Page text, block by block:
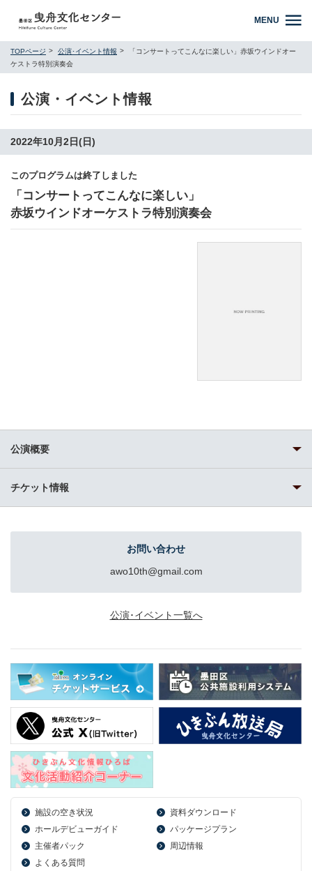
MENU
TOPページ 公演･イベント情報
「コンサートってこんなに楽しい」赤坂ウインドオー
ケストラ特別演奏会
公演・イベント情報
2022年10月2日(日)
このプログラムは終了しました
「コンサートってこんなに楽しい」
赤坂ウインドオーケストラ特別演奏会
公演概要
チケット情報
お問い合わせ
awo10th@gmail.com
公演･イベント一覧へ
施設の空き状況
資料ダウンロード
ホールデビューガイド
パッケージプラン
主催者パック
周辺情報
よくある質問